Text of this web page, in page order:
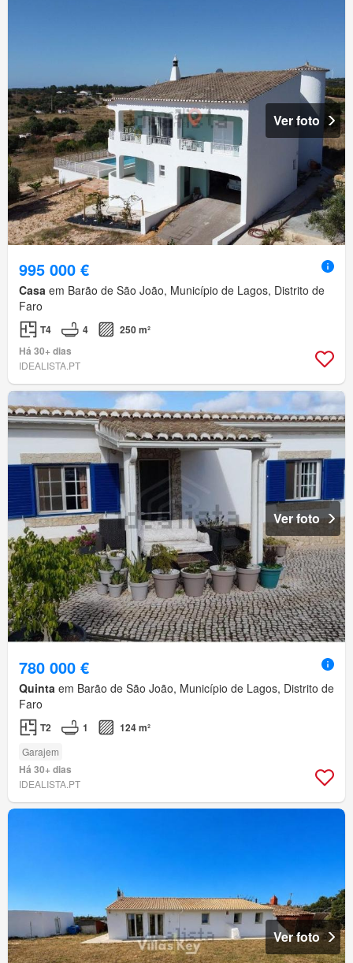
Ver foto
995 000 €
Casa em Barão de São João, Município de Lagos, Distrito de
Faro
T4 4
250 m²
Há 30+ dias
IDEALISTA.PT
Ver foto
780 000 €
Quinta em Barão de São João, Município de Lagos, Distrito de
Faro
T2 1 124 m²
Garajem
Há 30+ dias
IDEALISTA.PT
Ver foto